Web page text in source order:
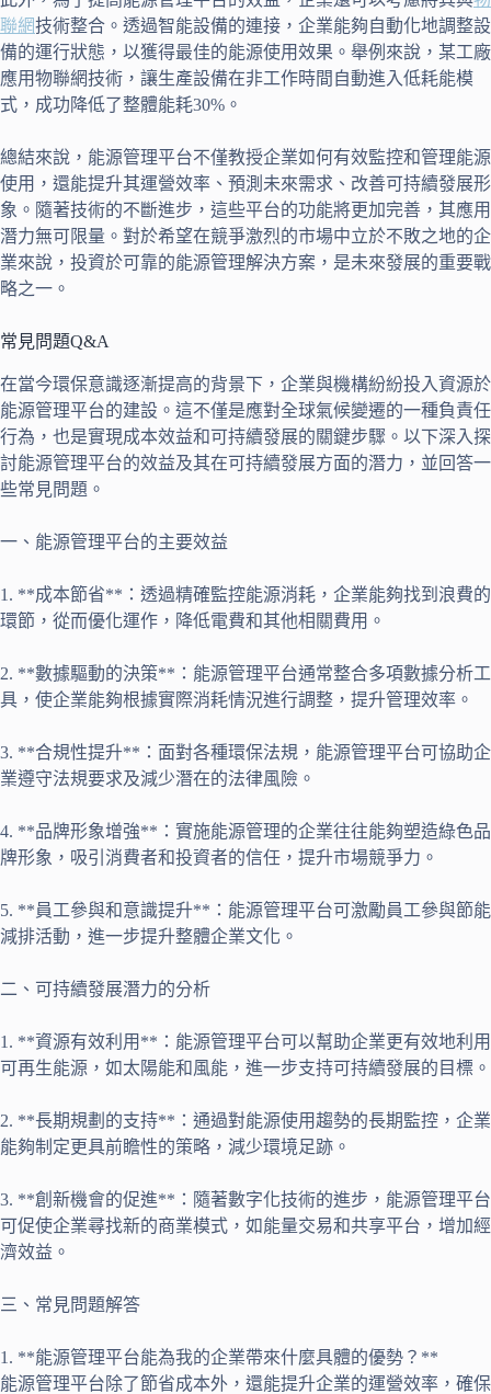
聯網技術整合。透過智能設備的連接，企業能夠自動化地調整設
備的運行狀態，以獲得最佳的能源使用效果。舉例來說，某工廠
應用物聯網技術，讓生產設備在非工作時間自動進入低耗能模
式，成功降低了整體能耗30%。
總結來說，能源管理平台不僅教授企業如何有效監控和管理能源
使用，還能提升其運營效率、預測未來需求、改善可持續發展形
象。隨著技術的不斷進步，這些平台的功能將更加完善，其應用
潛力無可限量。對於希望在競爭激烈的市場中立於不敗之地的企
業來說，投資於可靠的能源管理解決方案，是未來發展的重要戰
略之一。
常見問題Q&A
在當今環保意識逐漸提高的背景下，企業與機構紛紛投入資源於
能源管理平台的建設。這不僅是應對全球氣候變遷的一種負責任
行為，也是實現成本效益和可持續發展的關鍵步驟。以下深入探
討能源管理平台的效益及其在可持續發展方面的潛力，並回答一
些常見問題。
一、能源管理平台的主要效益
1. **成本節省**：透過精確監控能源消耗，企業能夠找到浪費的
環節，從而優化運作，降低電費和其他相關費用。
2. **數據驅動的決策**：能源管理平台通常整合多項數據分析工
具，使企業能夠根據實際消耗情況進行調整，提升管理效率。
3. **合規性提升**：面對各種環保法規，能源管理平台可協助企
業遵守法規要求及減少潛在的法律風險。
4. **品牌形象增強**：實施能源管理的企業往往能夠塑造綠色品
牌形象，吸引消費者和投資者的信任，提升市場競爭力。
5. **員工參與和意識提升**：能源管理平台可激勵員工參與節能
減排活動，進一步提升整體企業文化。
二、可持續發展潛力的分析
1. **資源有效利用**：能源管理平台可以幫助企業更有效地利用
可再生能源，如太陽能和風能，進一步支持可持續發展的目標。
2. **長期規劃的支持**：通過對能源使用趨勢的長期監控，企業
能夠制定更具前瞻性的策略，減少環境足跡。
3. **創新機會的促進**：隨著數字化技術的進步，能源管理平台
可促使企業尋找新的商業模式，如能量交易和共享平台，增加經
濟效益。
三、常見問題解答
1. **能源管理平台能為我的企業帶來什麼具體的優勢？**
能源管理平台除了節省成本外，還能提升企業的運營效率，確保